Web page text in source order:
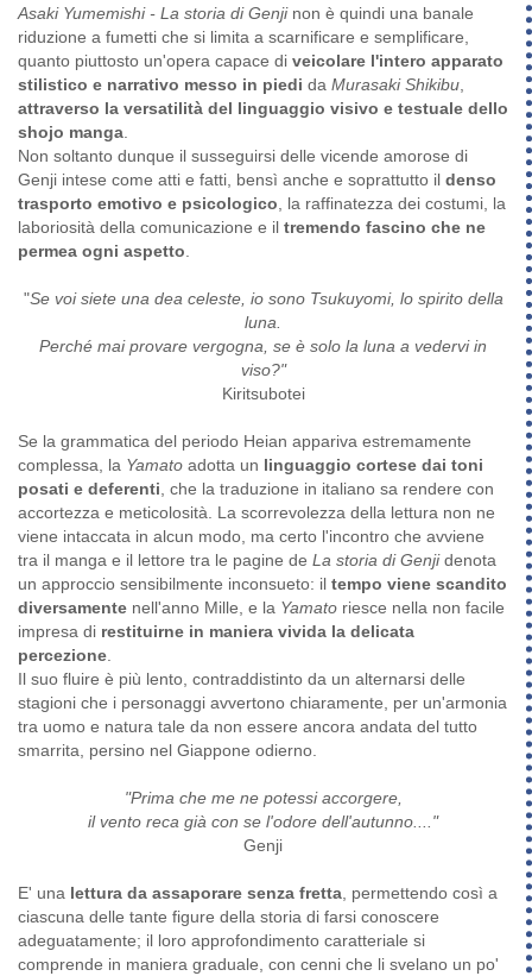
Asaki Yumemishi - La storia di Genjinon è quindi una banale
riduzione a fumetti che si limita a scarnificare e semplificare,
quanto piuttosto un'opera capace di veicolare l'intero apparato
stilistico e narrativo messo in piedi da Murasaki Shikibu
attraverso la versatilità del linguaggio visivo e testuale dello
shojo manga
Non soltanto dunque il susseguirsi delle vicende amorose di
Genji intese come atti e fatti, bensì anche e soprattutto il denso
trasporto emotivo e psicologico , la raffinatezza dei costumi, la
laboriosità della comunicazione e il tremendo fascino che ne
permea ogni aspetto
"Se voi siete una dea celeste, io sono Tsukuyomi, lo spirito della
luna.
Perché mai provare vergogna, se è solo la luna a vedervi in
viso?"
Kiritsubotei
Se la grammatica del periodo Heian appariva estremamente
complessa, la Yamato adotta un linguaggio cortese dai toni
posati e deferenti , che la traduzione in italiano sa rendere con
accortezza e meticolosità. La scorrevolezza della lettura non ne
viene intaccata in alcun modo, ma certo l'incontro che avviene
tra il manga e il lettore tra le pagine de La storia di Genjidenota
un approccio sensibilmente inconsueto: il tempo viene scandito
diversamente nell'anno Mille, e la Yamato riesce nella non facile
impresa di restituirne in maniera vivida la delicata
percezione
Il suo fluire è più lento, contraddistinto da un alternarsi delle
stagioni che i personaggi avvertono chiaramente, per un'armonia
tra uomo e natura tale da non essere ancora andata del tutto
smarrita, persino nel Giappone odierno.
"Prima che me ne potessi accorgere,
il vento reca già con se l'odore dell'autunno...."
Genji
E' una lettura da assaporare senza fretta , permettendo così a
ciascuna delle tante figure della storia di farsi conoscere
adeguatamente; il loro approfondimento caratteriale si
comprende in maniera graduale, con cenni che li svelano un po'